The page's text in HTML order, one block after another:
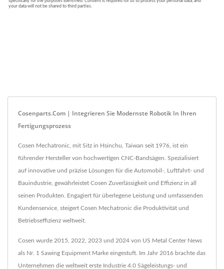
Cosenparts.com | Integrieren Sie Modernste Robotik In Ihren
Fertigungsprozess
Cosen Mechatronic, mit Sitz in Hsinchu, Taiwan seit 1976, ist ein
führender Hersteller von hochwertigen CNC-Bandsägen. Spezialisiert
auf innovative und präzise Lösungen für die Automobil-, Luftfahrt- und
Bauindustrie, gewährleistet Cosen Zuverlässigkeit und Effizienz in all
seinen Produkten. Engagiert für überlegene Leistung und umfassenden
Kundenservice, steigert Cosen Mechatronic die Produktivität und
Betriebseffizienz weltweit.
Cosen wurde 2015, 2022, 2023 und 2024 von US Metal Center News
als Nr. 1 Sawing Equipment Marke eingestuft. Im Jahr 2016 brachte das
Unternehmen die weltweit erste Industrie 4.0 Sägeleistungs- und